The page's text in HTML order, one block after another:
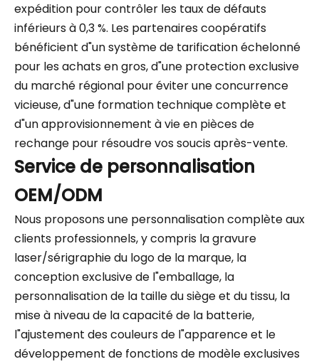
expédition pour contrôler les taux de défauts
inférieurs à 0,3 %. Les partenaires coopératifs
bénéficient d"un système de tarification échelonné
pour les achats en gros, d"une protection exclusive
du marché régional pour éviter une concurrence
vicieuse, d"une formation technique complète et
d"un approvisionnement à vie en pièces de
rechange pour résoudre vos soucis après-vente.
Service de personnalisation
OEM/ODM
Nous proposons une personnalisation complète aux
clients professionnels, y compris la gravure
laser/sérigraphie du logo de la marque, la
conception exclusive de l"emballage, la
personnalisation de la taille du siège et du tissu, la
mise à niveau de la capacité de la batterie,
l"ajustement des couleurs de l"apparence et le
développement de fonctions de modèle exclusives